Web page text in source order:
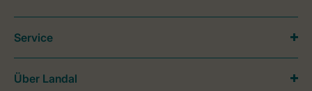
Service
Über Landal